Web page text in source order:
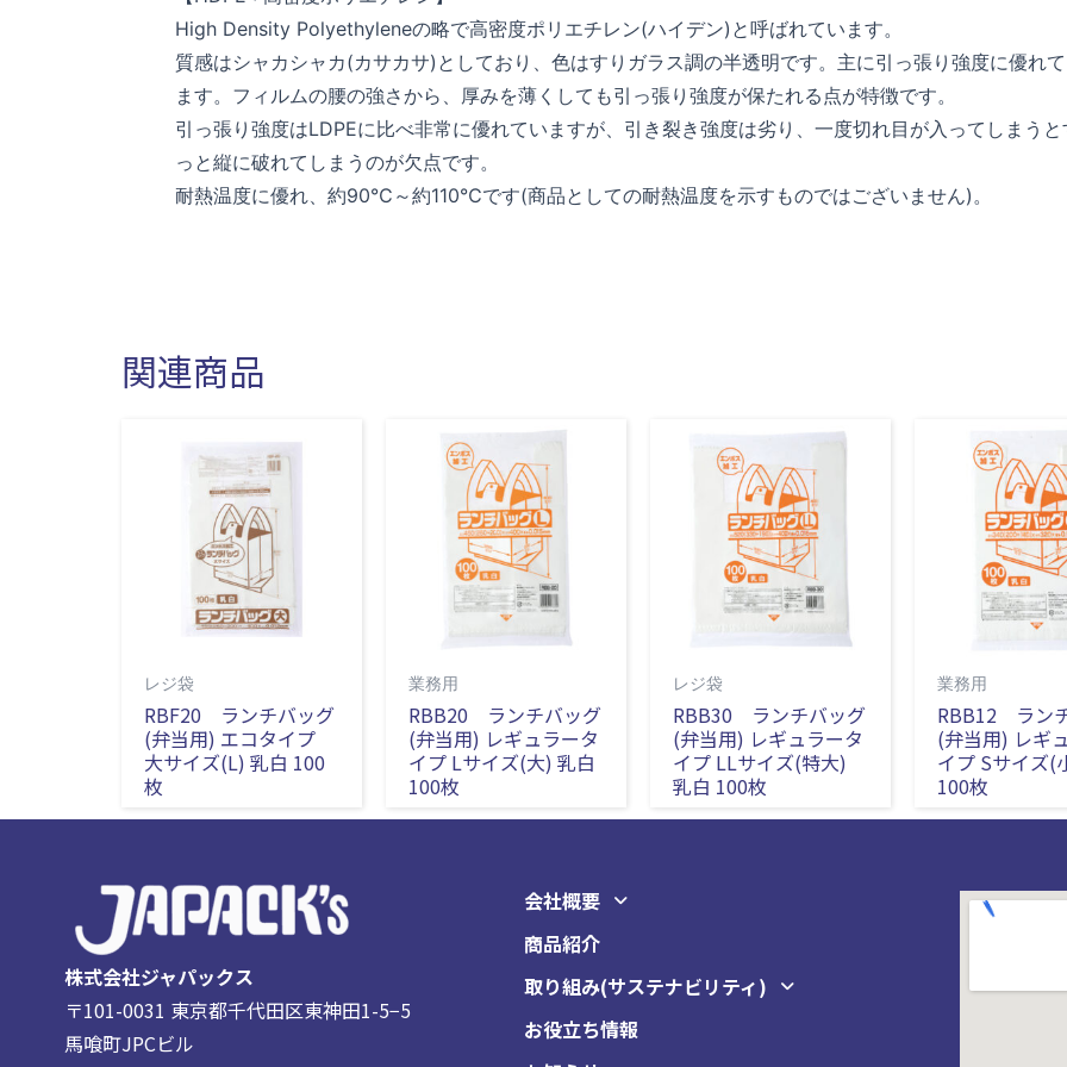
High Density Polyethyleneの略で高密度ポリエチレン(ハイデン)と呼ばれています。
質感はシャカシャカ(カサカサ)としており、色はすりガラス調の半透明です。主に引っ張り強度に優れ
ます。フィルムの腰の強さから、厚みを薄くしても引っ張り強度が保たれる点が特徴です。
引っ張り強度はLDPEに比べ非常に優れていますが、引き裂き強度は劣り、一度切れ目が入ってしまうと
っと縦に破れてしまうのが欠点です。
耐熱温度に優れ、約90℃～約110℃です(商品としての耐熱温度を示すものではございません)。
関連商品
レジ袋
RBF20 ランチバッグ
(弁当用) エコタイプ
大サイズ(L) 乳白 100
枚
業務用
RBB20 ランチバッグ
(弁当用) レギュラータ
イプ Lサイズ(大) 乳白
100枚
レジ袋
RBB30 ランチバッグ
(弁当用) レギュラータ
イプ LLサイズ(特大)
乳白 100枚
業務用
RBB12 ラン
(弁当用) レギ
イプ Sサイズ(
100枚
株式会社ジャパックス
〒101-0031 東京都千代田区東神田1-5−5
馬喰町JPCビル
会社概要
商品紹介
取り組み(サステナビリティ)
お役立ち情報